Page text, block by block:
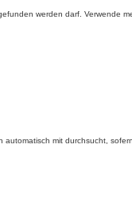
werden darf. Verwende
mit durchsucht,